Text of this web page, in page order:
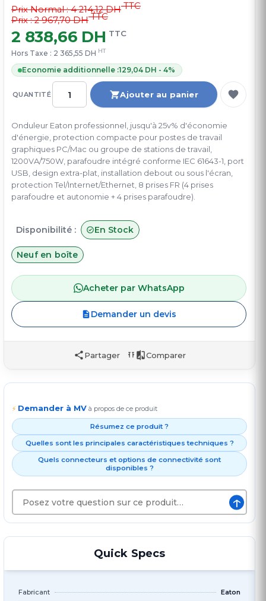
QUANTITÉ Ajouter au panier
Prix Normal :4 214,12 DHTTC
Prix : 2 967,70 DHTTC
2 838,66 DH TTC
Hors Taxe : 2 365,55 DH HT
Economie additionnelle :129,04 DH - 4%
Onduleur Eaton professionnel, jusqu'à 25v% d'économie
d'énergie, protection compacte pour postes de travail
graphiques PC/Mac ou groupe de stations de travail,
1200VA/750W, parafoudre intégré conforme IEC 61643-1, port
USB, design extra-plat, installation debout ou sous l'écran,
protection Tel/Internet/Ethernet, 8 prises FR (4 prises
parafoudre et autonomie + 4 prises parafoudre).
Disponibilité : En Stock
Neuf en boîte
Acheter par WhatsApp
Demander un devis
Partager Comparer
⚡ Demander à MV à propos de ce produit
Résumez ce produit ?
Quelles sont les principales caractéristiques techniques ?
Quels connecteurs et options de connectivité sont
disponibles ?
↑
Quick Specs
Fabricant Eaton